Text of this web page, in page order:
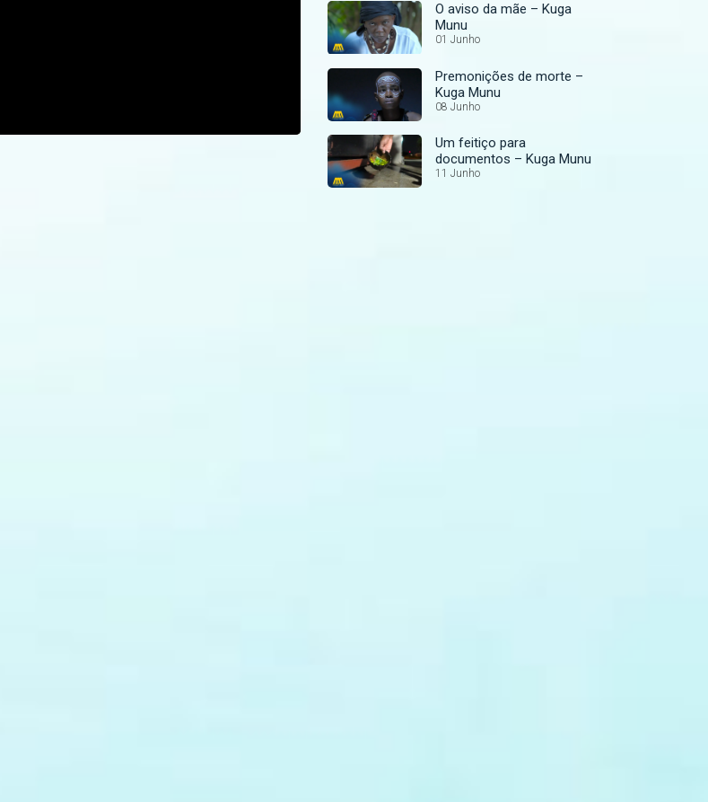
O aviso da mãe – Kuga
Munu
01 Junho
Premonições de morte –
Kuga Munu
08 Junho
Um feitiço para
documentos – Kuga Munu
11 Junho